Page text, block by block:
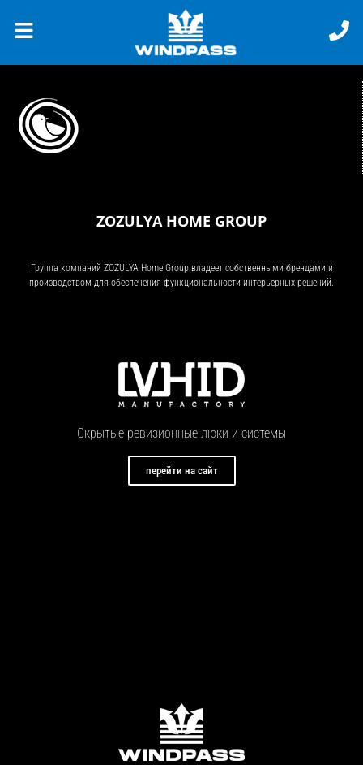
ZOZULYA HOME GROUP
Группа компаний ZOZULYA Home Group владеет собственными брендами и
производством для обеспечения функциональности интерьерных решений.
Скрытые ревизионные люки и системы
перейти на сайт